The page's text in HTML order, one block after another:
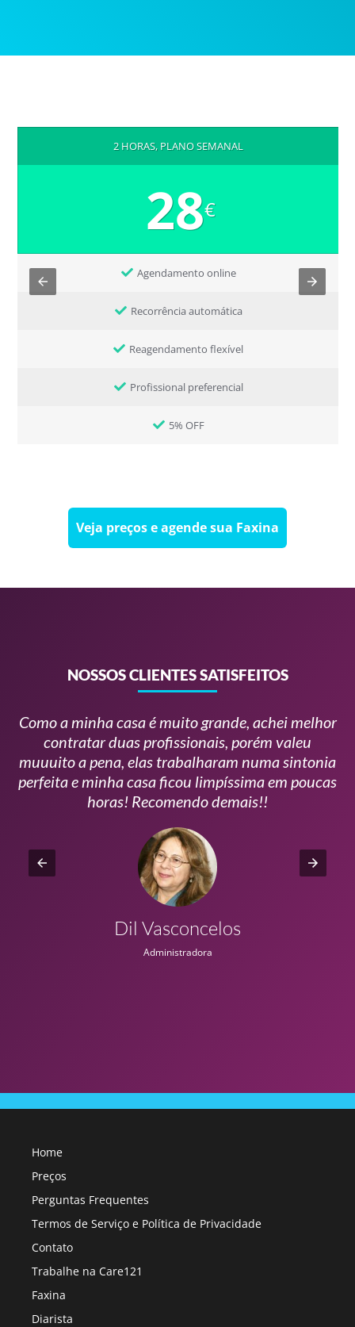
2 HORAS, PLANO SEMANAL
28€
Agendamento online
Recorrência automática
Reagendamento flexível
Profissional preferencial
5% OFF
Veja preços e agende sua Faxina
NOSSOS CLIENTES SATISFEITOS
Como a minha casa é muito grande, achei melhor
contratar duas profissionais, porém valeu
muuuito a pena, elas trabalharam numa sintonia
perfeita e minha casa ficou limpíssima em poucas
horas! Recomendo demais!!
Dil Vasconcelos
Administradora
Home
Preços
Perguntas Frequentes
Termos de Serviço e Política de Privacidade
Contato
Trabalhe na Care121
Faxina
Diarista